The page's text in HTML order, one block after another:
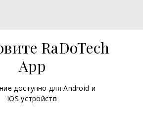
RaDoTech
App
доступно для Android и
iOS устройств